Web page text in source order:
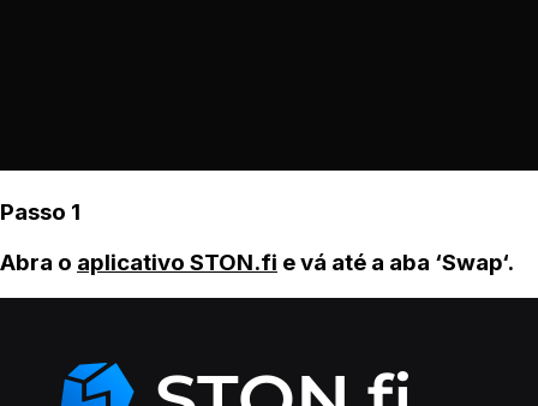
Passo 1
Abra o aplicativo STON.fi e vá até a aba ‘Swap‘.